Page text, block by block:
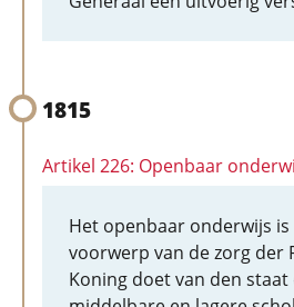
1815
Artikel 226: Openbaar
Het openbaar onderwijs
voorwerp van de zorg der
Koning doet van den staat